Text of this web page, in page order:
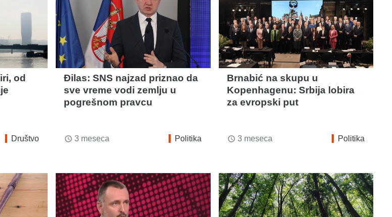
od
Društvo
Đilas: SNS najzad priznao da
sve vreme vodi zemlju u
pogrešnom pravcu
access_time 3 meseca Politika
Brnabić na skupu u
Kopenhagenu: Srbija lobira
za evropski put
access_time 3 meseca Politika